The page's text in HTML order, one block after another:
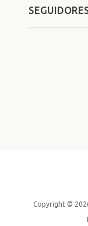
Copyright ©